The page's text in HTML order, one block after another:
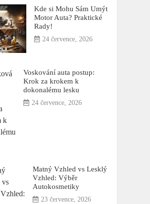
Kde si Mohu Sám Umýt
Motor Auta? Praktické
Rady!
24 července, 2026
Voskování auta postup:
Krok za krokem k
dokonalému lesku
24 července, 2026
Matný Vzhled vs Lesklý
Vzhled: Výběr
Autokosmetiky
23 července, 2026